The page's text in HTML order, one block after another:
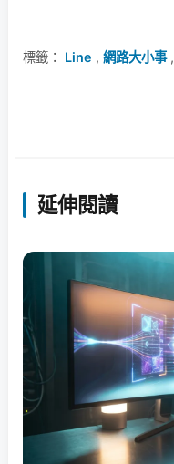
標籤： Line , 網路大小事,
延伸閱讀